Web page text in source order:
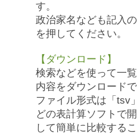
す。
政治家名なども記入
を押してください。
【ダウンロード】
検索などを使って一
内容をダウンロードで
ファイル形式は「tsv
どの表計算ソフトで
して簡単に比較する